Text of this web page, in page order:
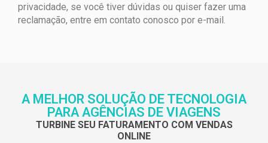
privacidade, se você tiver dúvidas ou quiser fazer uma
reclamação, entre em contato conosco por e-mail.
A MELHOR SOLUÇÃO DE TECNOLOGIA
PARA AGÊNCIAS DE VIAGENS
TURBINE SEU FATURAMENTO COM VENDAS
ONLINE